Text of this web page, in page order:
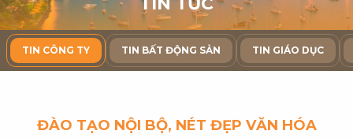
TIN CÔNG TY TIN BẤT ĐỘNG SẢN TIN GIÁO DỤC
ĐÀO TẠO NỘI BỘ, NÉT ĐẸP VĂN HÓA